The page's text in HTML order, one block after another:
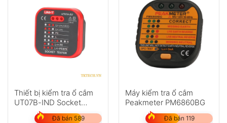
Thiết bị kiểm tra ổ cắm
UT07B-IND Socket
Tester
Đã bán 589
Máy kiểm tra ổ cắm
Peakmeter PM6860BG
Đã bán 119